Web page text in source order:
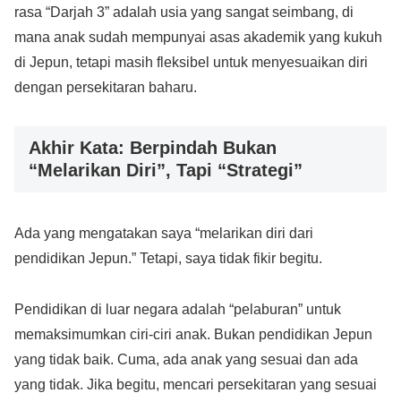
rasa “Darjah 3” adalah usia yang sangat seimbang, di
mana anak sudah mempunyai asas akademik yang kukuh
di Jepun, tetapi masih fleksibel untuk menyesuaikan diri
dengan persekitaran baharu.
Akhir Kata: Berpindah Bukan
“Melarikan Diri”, Tapi “Strategi”
Ada yang mengatakan saya “melarikan diri dari
pendidikan Jepun.” Tetapi, saya tidak fikir begitu.
Pendidikan di luar negara adalah “pelaburan” untuk
memaksimumkan ciri-ciri anak. Bukan pendidikan Jepun
yang tidak baik. Cuma, ada anak yang sesuai dan ada
yang tidak. Jika begitu, mencari persekitaran yang sesuai